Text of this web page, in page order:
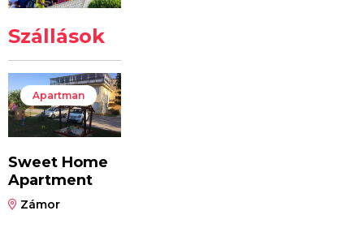
Szállások
Apartman
Sweet Home
Apartment
Zámor